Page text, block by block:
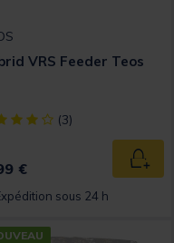
VRS Feeder Teos
Object] out of 5
(3)
€
sous 24 h